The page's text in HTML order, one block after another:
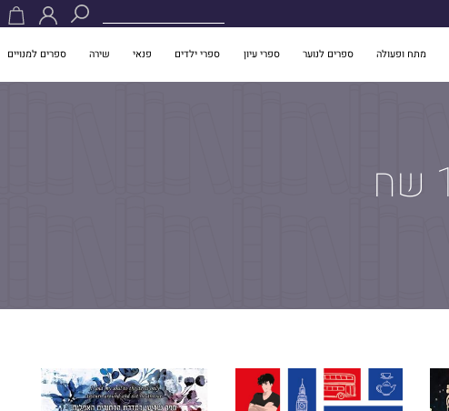
מתח ופעולה ספרים לנוער ספרי עיון ספרי ילדים פנאי שירה ספרים למנויים